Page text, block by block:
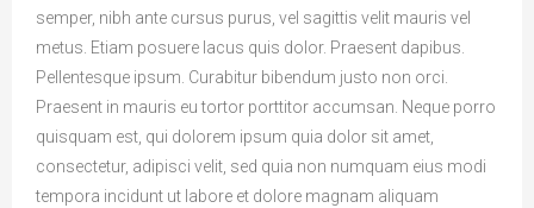
semper, nibh ante cursus purus, vel sagittis velit mauris vel
metus. Etiam posuere lacus quis dolor. Praesent dapibus.
Pellentesque ipsum. Curabitur bibendum justo non orci.
Praesent in mauris eu tortor porttitor accumsan. Neque porro
quisquam est, qui dolorem ipsum quia dolor sit amet,
consectetur, adipisci velit, sed quia non numquam eius modi
tempora incidunt ut labore et dolore magnam aliquam